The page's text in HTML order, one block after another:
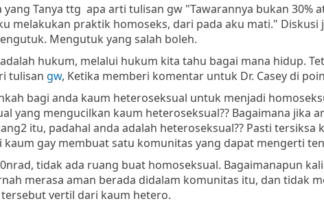
yang Tanya ttg apa arti tulisan gw "Tawarannya bukan 30%
melakukan praktik homoseks, dari pada aku mati."
Mengutuk yang salah boleh.
hukum, melalui hukum kita tahu bagai mana hidup.
tulisan gw, Ketika memberi komentar untuk Dr. Casey di
bagi anda kaum heteroseksual untuk menjadi
yang mengucilkan kaum heteroseksual?? Bagaimana jika
itu, padahal anda adalah heteroseksual?? Pasti tersiksa
kaum gay membuat satu komunitas yang dapat mengerti
tidak ada ruang buat homoseksual. Bagaimanapun
merasa aman berada didalam komunitas itu, dan tidak
vertil dari kaum hetero.